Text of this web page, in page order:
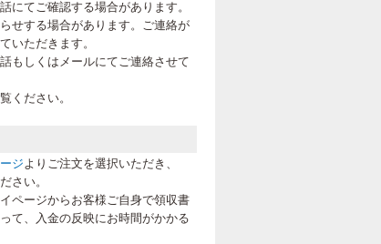
にてご確認する場合があります。
せする場合があります。ご連絡が
いただきます。
もしくはメールにてご連絡させて
ください。
ジよりご注文を選択いただき、
さい。
ページからお客様ご自身で領収書
て、入金の反映にお時間がかかる